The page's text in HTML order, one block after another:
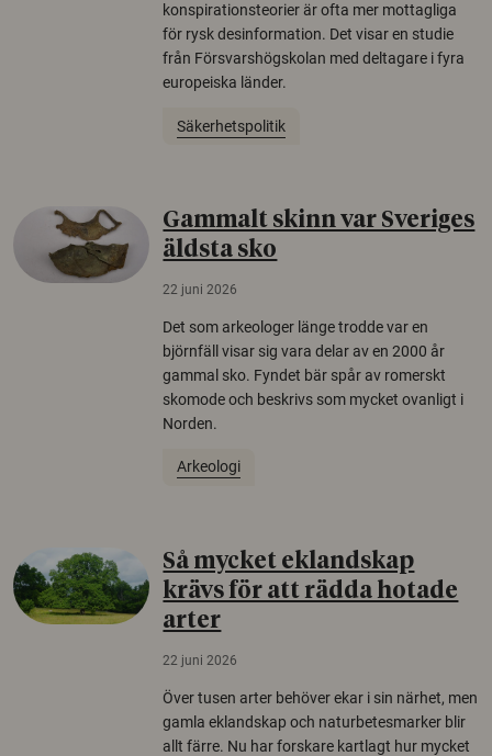
konspirationsteorier är ofta mer mottagliga
för rysk desinformation. Det visar en studie
från Försvarshögskolan med deltagare i fyra
europeiska länder.
Säkerhetspolitik
Gammalt skinn var Sveriges
äldsta sko
22 juni 2026
Det som arkeologer länge trodde var en
björnfäll visar sig vara delar av en 2000 år
gammal sko. Fyndet bär spår av romerskt
skomode och beskrivs som mycket ovanligt i
Norden.
Arkeologi
Så mycket eklandskap
krävs för att rädda hotade
arter
22 juni 2026
Över tusen arter behöver ekar i sin närhet, men
gamla eklandskap och naturbetesmarker blir
allt färre. Nu har forskare kartlagt hur mycket